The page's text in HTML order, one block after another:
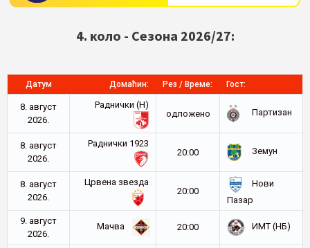
4. коло - Сезона 2026/27:
Датум Домаћин: Рез / Време: Гост:
8. август
2026.
Раднички (Н)
oдложено
Партизан
8. август
2026.
Раднички 1923
20:00
Земун
8. август
2026.
Црвена звезда
20:00
Нови
Пазар
9. август
2026.
Мачва 20:00 ИМТ (НБ)